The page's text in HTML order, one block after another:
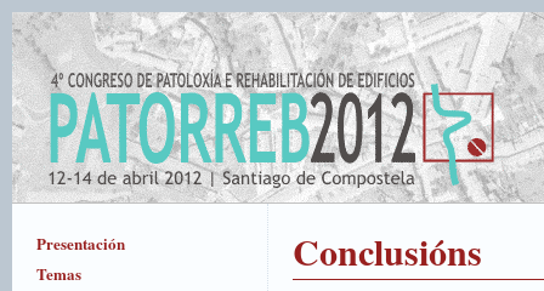
Presentación
Temas
Conclusións